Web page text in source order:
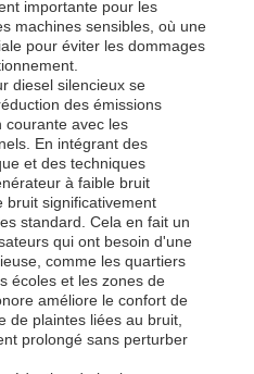
portable
importante pour les
machines sensibles, où une
pour éviter les dommages
diesel silencieux se
des émissions
courante avec les
En intégrant des
et des techniques
à faible bruit
bruit significativement
standard. Cela en fait un
qui ont besoin d'une
comme les quartiers
écoles et les zones de
améliore le confort de
de plaintes liées au bruit,
prolongé sans perturber